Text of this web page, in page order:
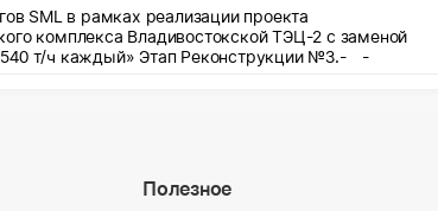
SML в рамках реализации проекта
комплекса Владивостокской ТЭЦ-2 с заменой
540 т/ч каждый» Этап Реконструкции №3.- -
Полезное